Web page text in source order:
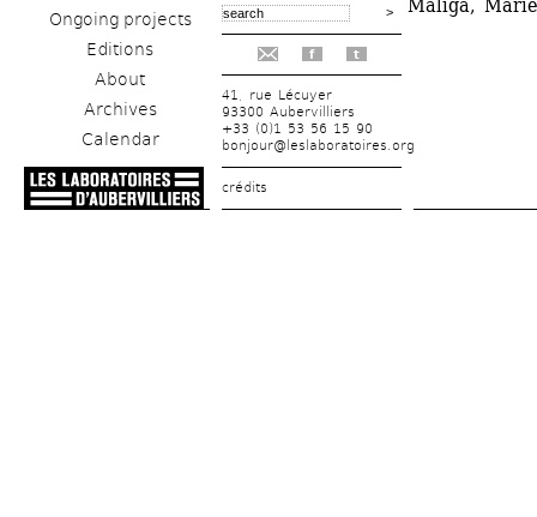
Ongoing projects
Editions
About
Archives
Calendar
f t
41, rue Lécuyer
93300 Aubervilliers
+33 (0)1 53 56 15 90
bonjour@leslaboratoires.org
crédits
Maliga,